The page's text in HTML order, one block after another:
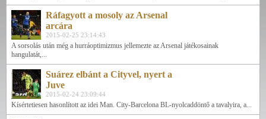
Ráfagyott a mosoly az Arsenal
arcára
2015-02-25 23:14:43
A sorsolás után még a hurráoptimizmus jellemezte az Arsenal játékosainak
hangulatát,...
Suárez elbánt a Cityvel, nyert a
Juve
2015-02-24 23:09:44
Kísértetiesen hasonlított az idei Man. City-Barcelona BL-nyolcaddöntő a tavalyira, a...